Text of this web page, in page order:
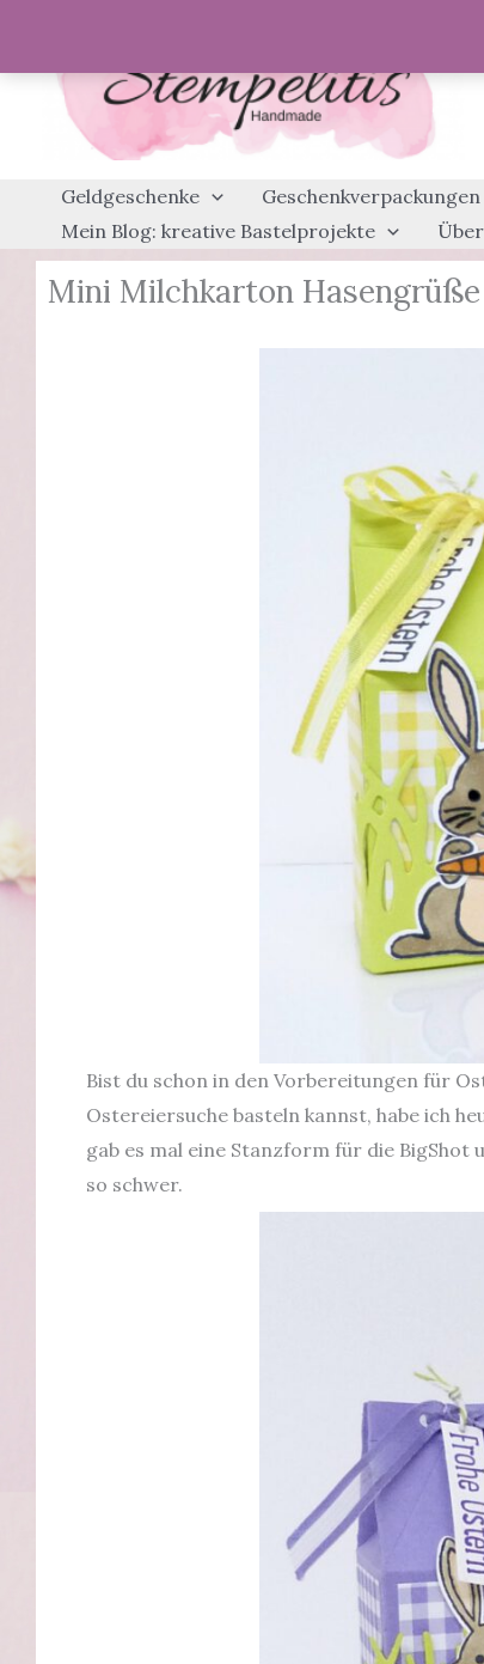
springen
Geldgeschenke Geschenkverpackungen
Mein Blog: kreative Bastelprojekte
Mini Milchkarton
Bist du schon in den Vorbereitungen für
Ostereiersuche basteln kannst, habe ich
gab es mal eine Stanzform für die BigShot
so schwer.